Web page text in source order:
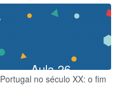
Aula 26
Portugal no século XX: o fim